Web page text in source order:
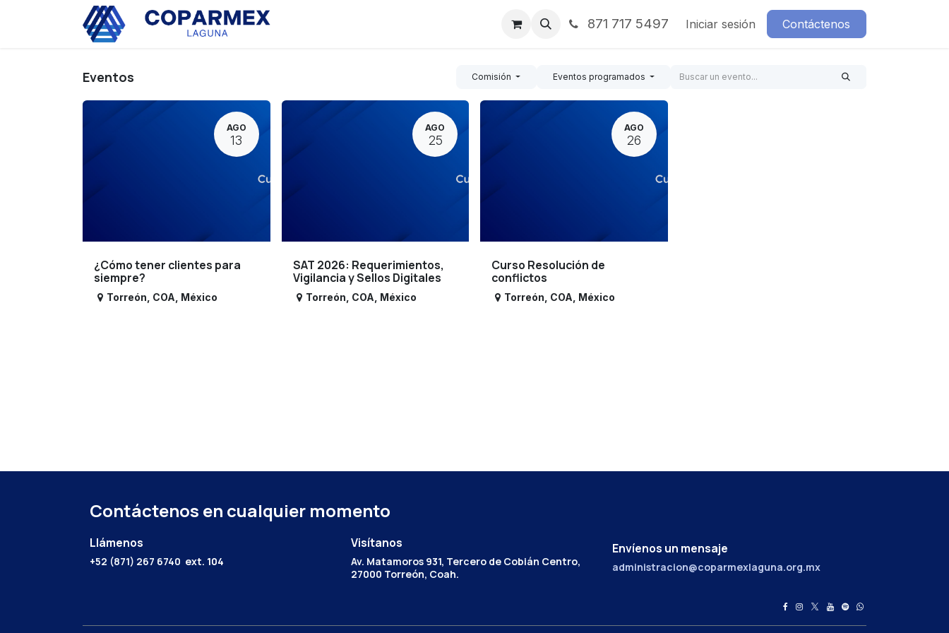
Noticias Contáctenos871 717 5497 Iniciar sesión Contáctenos
Eventos Comisión Eventos programados
AGO
13
¿Cómo tener clientes para
siempre?
Torreón COA México
AGO
25
SAT 2026: Requerimientos,
Vigilancia y Sellos Digitales
Torreón COA México
AGO
26
Curso Resolución de
conflictos
Torreón COA México
Contáctenos en cualquier momento
Llámenos
+52 (871) 267 6740 ext. 104
Envíenos un mensaje
administracion@coparmexlaguna.org.mx
Visítanos
Av. Matamoros 931, Tercero de Cobián Centro,
27000 Torreón, Coah.